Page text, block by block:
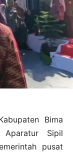
Bima
Aparatur Sipil
pusat